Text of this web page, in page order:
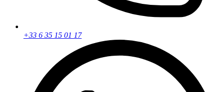
+33 6 35 15 01 17